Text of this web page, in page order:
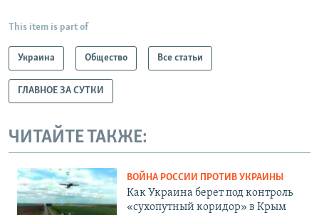
This item is part of
Украина Общество Все статьи
ГЛАВНОЕ ЗА СУТКИ
ЧИТАЙТЕ ТАКЖЕ:
ВОЙНА РОССИИ ПРОТИВ УКРАИНЫ
Как Украина берет под контроль
«сухопутный коридор» в Крым